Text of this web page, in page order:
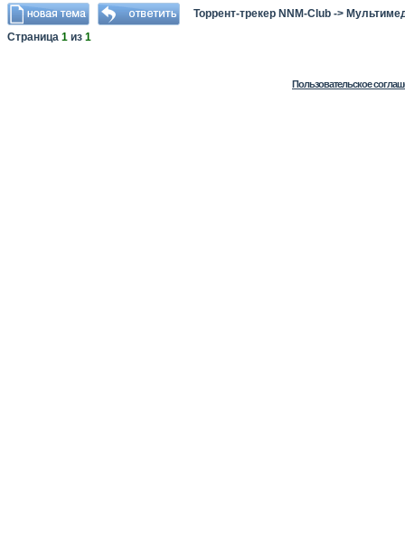
Торрент-трекер NNM-Club ->
Страница 1 из 1
Пользовательское